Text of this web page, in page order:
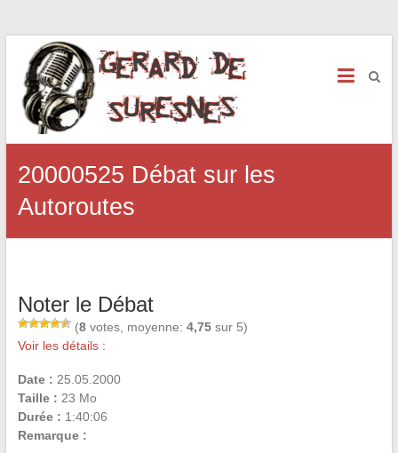
20000525 Débat sur les
Autoroutes
Noter le Débat
(8votes, moyenne: 4,75sur 5)
Voir les détails :
Date : 25.05.2000
Taille : 23 Mo
Durée : 1:40:06
Remarque :